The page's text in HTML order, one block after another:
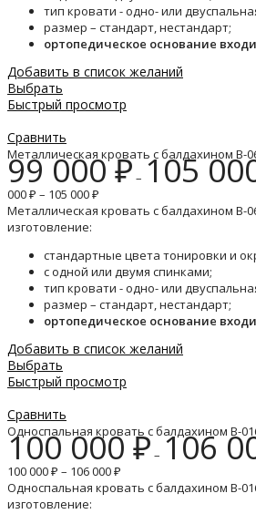
тип кровати - одно- или
размер – стандарт, нестандарт;
ортопедическое основание
Добавить в список желаний
Выбрать
Быстрый просмотр
Сравнить
Металлическая кровать с балдахином B-
99 000₽– 105
000 ₽ – 105 000 ₽
Металлическая кровать с балдахином B-
изготовление:
стандартные цвета тонировки и
с одной или двумя спинками;
тип кровати - одно- или
размер – стандарт, нестандарт;
ортопедическое основание
Добавить в список желаний
Выбрать
Быстрый просмотр
Сравнить
Односпальная кровать с балдахином B-
100 000₽– 106
100 000 ₽ – 106 000 ₽
Односпальная кровать с балдахином B-
изготовление: